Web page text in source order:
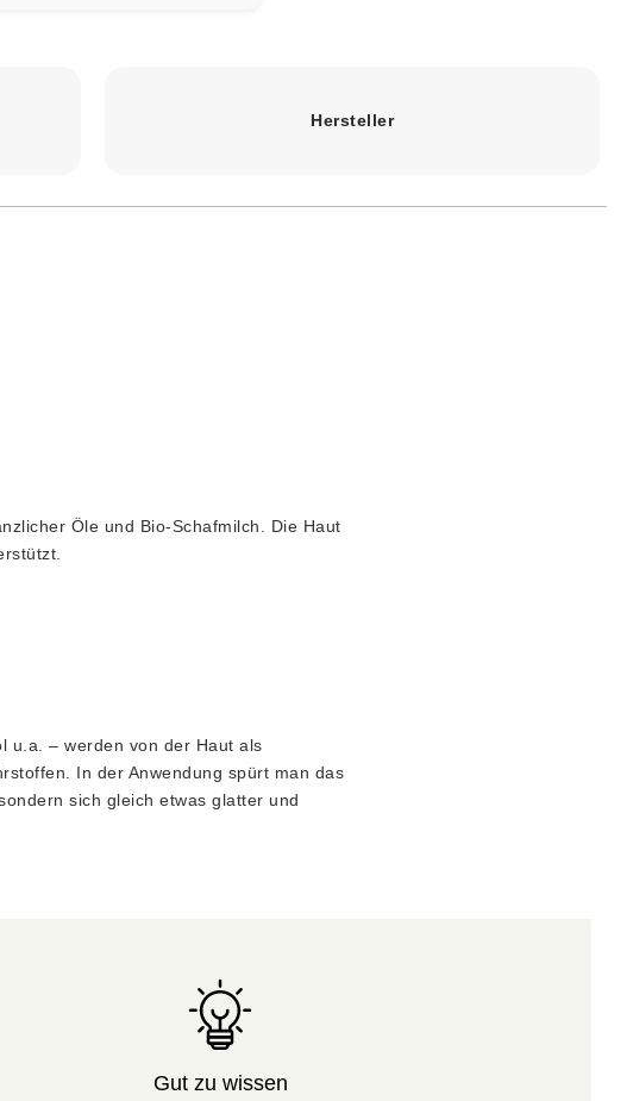
Hersteller
Öle und Bio-Schafmilch. Die Haut
u.a. – werden von der Haut als
In der Anwendung spürt man das
sich gleich etwas glatter und
Gut zu wissen